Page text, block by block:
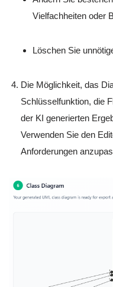
Vielfachheiten oder
Löschen Sie
Die Möglichkeit, das
Schlüsselfunktion, die
der KI generierten
Verwenden Sie den
Anforderungen